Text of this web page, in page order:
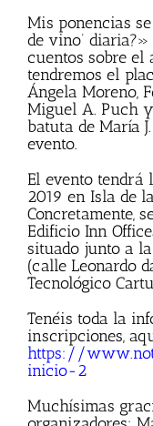
Mis ponencias
de vino’
cuentos sobre
tendremos el
Ángela Moreno,
Miguel A. Puch
batuta de María
evento.
El evento tendrá
2019 en Isla de
Concretamente,
Edificio Inn
situado junto a
(calle Leonardo
Tecnológico
Tenéis toda la
inscripciones,
https://
inicio-2
Muchísimas